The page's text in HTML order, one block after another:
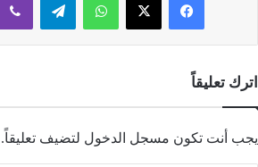
اترك تعليقاً
يجب أنت تكون مسجل الدخول لتضيف تعليقاً.